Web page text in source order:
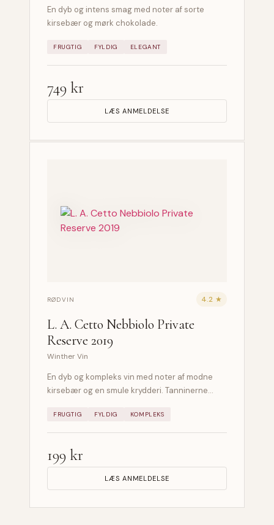
En dyb og intens smag med noter af sorte
kirsebær og mørk chokolade.
FRUGTIG FYLDIG ELEGANT
749 kr
LÆS ANMELDELSE
RØDVIN 4.2 ★
L. A. Cetto Nebbiolo Private
Reserve 2019
Winther Vin
En dyb og kompleks vin med noter af modne
kirsebær og en smule krydderi. Tanninerne…
FRUGTIG FYLDIG KOMPLEKS
199 kr
LÆS ANMELDELSE